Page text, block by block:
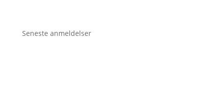
Seneste anmeldelser